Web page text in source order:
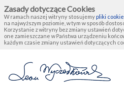
Zasady dotyczące Cookies
W ramach naszej witryny stosujemy pliki
na najwyższym poziomie, w tym w sposób
Korzystanie z witryny bez zmiany ustawień
one zamieszczane w Państwa urządzeniu
każdym czasie zmiany ustawień dotyczących